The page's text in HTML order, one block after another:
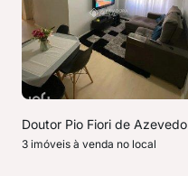
Doutor Pio Fiori de Azevedo
3 imóveis à venda no local